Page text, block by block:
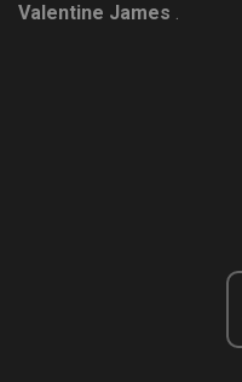
Valentine James .